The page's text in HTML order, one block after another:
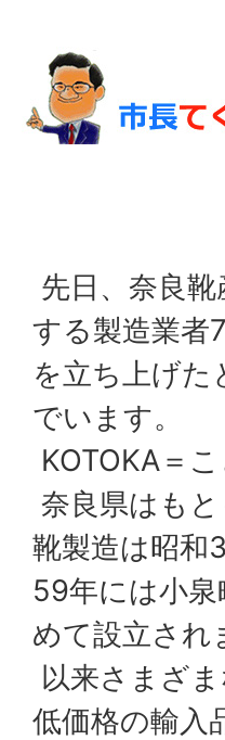
先日、奈良
する製造業者
を立ち上げた
でいます。
KOTOKA＝
奈良県はも
靴製造は昭和
59年には小
めて設立され
以来さまざ
低価格の輸入